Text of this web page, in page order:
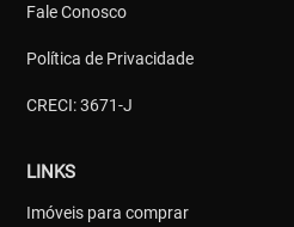
Fale Conosco
Política de Privacidade
CRECI: 3671-J
LINKS
Imóveis para comprar